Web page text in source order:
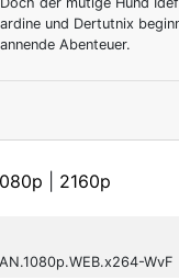
und Dertutnix
Abenteuer.
2160p
WvF